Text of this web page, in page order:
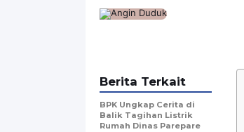
Berita Terkait
BPK Ungkap Cerita di
Balik Tagihan Listrik
Rumah Dinas Parepare